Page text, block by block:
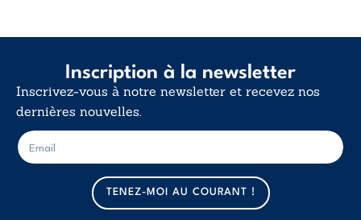
Inscription à la newsletter
Inscrivez-vous à notre newsletter et recevez nos
dernières nouvelles.
m
a
i
l
E
-
m
TENEZ-MOI AU COURANT !